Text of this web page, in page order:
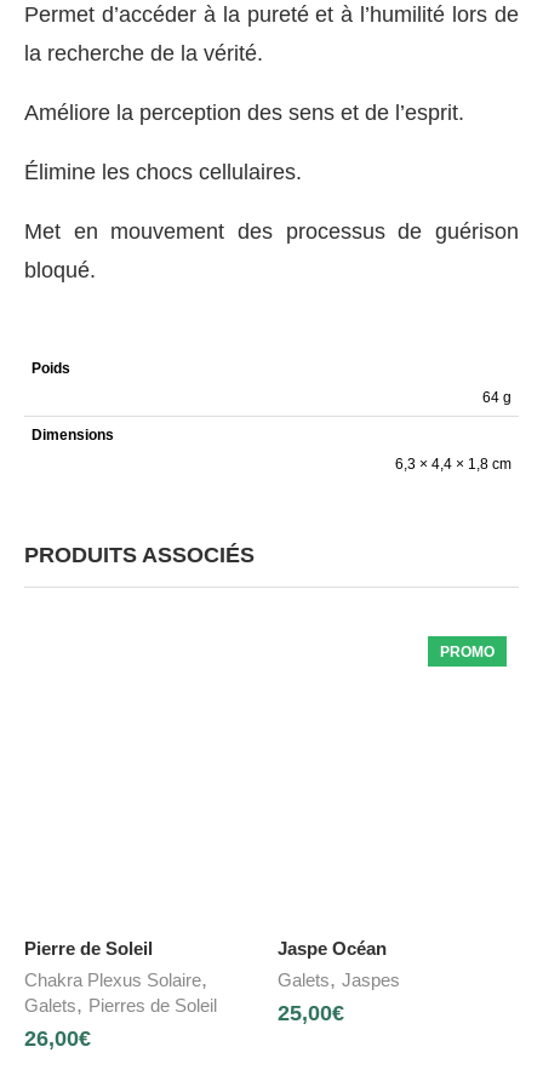
Permet d’accéder à la pureté et à l’humilité lors de
la recherche de la vérité.
Améliore la perception des sens et de l’esprit.
Élimine les chocs cellulaires.
Met en mouvement des processus de guérison
bloqué.
Poids
64 g
Dimensions
6,3 × 4,4 × 1,8 cm
PRODUITS ASSOCIÉS
Pierre de Soleil
Chakra Plexus Solaire,
Galets, Pierres de Soleil
26,00€
PROMO
Jaspe Océan
Galets, Jaspes
25,00€